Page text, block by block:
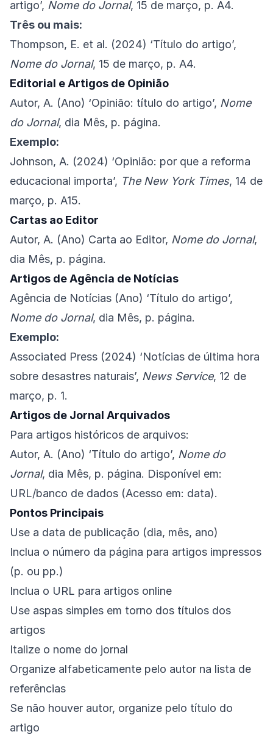
artigo’, Nome do Jornal, 15 de março, p. A4.
Três ou mais:
Thompson, E. et al. (2024) ‘Título do artigo’,
Nome do Jornal, 15 de março, p. A4.
Editorial e Artigos de Opinião
Autor, A. (Ano) ‘Opinião: título do artigo’, Nome
do Jornal, dia Mês, p. página.
Exemplo:
Johnson, A. (2024) ‘Opinião: por que a reforma
educacional importa’, The New York Times, 14 de
março, p. A15.
Cartas ao Editor
Autor, A. (Ano) Carta ao Editor, Nome do Jornal,
dia Mês, p. página.
Artigos de Agência de Notícias
Agência de Notícias (Ano) ‘Título do artigo’,
Nome do Jornal, dia Mês, p. página.
Exemplo:
Associated Press (2024) ‘Notícias de última hora
sobre desastres naturais’, News Service, 12 de
março, p. 1.
Artigos de Jornal Arquivados
Para artigos históricos de arquivos:
Autor, A. (Ano) ‘Título do artigo’, Nome do
Jornal, dia Mês, p. página. Disponível em:
URL/banco de dados (Acesso em: data).
Pontos Principais
Use a data de publicação (dia, mês, ano)
Inclua o número da página para artigos impressos
(p. ou pp.)
Inclua o URL para artigos online
Use aspas simples em torno dos títulos dos
artigos
Italize o nome do jornal
Organize alfabeticamente pelo autor na lista de
referências
Se não houver autor, organize pelo título do
artigo